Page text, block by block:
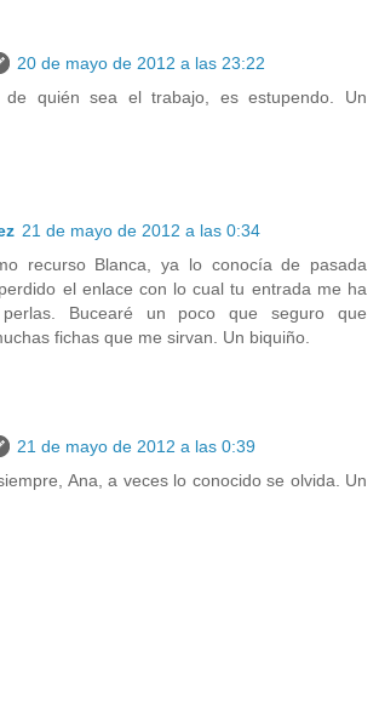
20 de mayo de 2012 a las 23:22
de quién sea el trabajo, es estupendo. Un
21 de mayo de 2012 a las 0:34
recurso Blanca, ya lo conocía de pasada
el enlace con lo cual tu entrada me ha
Bucearé un poco que seguro que
fichas que me sirvan. Un biquiño.
21 de mayo de 2012 a las 0:39
Ana, a veces lo conocido se olvida. Un